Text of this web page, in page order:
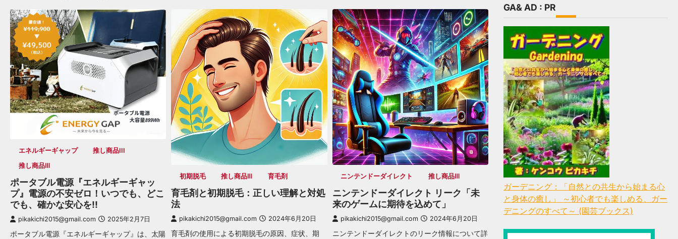
エネルギーギャップ
推し商品III
推し商品Ⅲ
ポータブル電源『エネルギーギャッ
プ』電源の不安ゼロ！いつでも、どこ
でも、確かな安心を!!
pikakichi2015@gmail.com 2025年2月7日
ポータブル電源『エネルギーギャップ』は、太陽
初期脱毛 推し商品Ⅲ 育毛剤
育毛剤と初期脱毛：正しい理解と対処
法
pikakichi2015@gmail.com 2024年6月20日
育毛剤の使用による初期脱毛の原因、症状、期
ニンテンドーダイレクト 推し商品Ⅲ
ニンテンドーダイレクト リーク「未
来のゲームに期待を込めて」
pikakichi2015@gmail.com 2024年6月20日
ニンテンドーダイレクトのリーク情報について詳
GA& AD : PR
ガーデニング：「自然との共生から始まる心
と身体の癒し」 ～初心者でも楽しめる、ガー
デニングのすべて～ (園芸ブックス)